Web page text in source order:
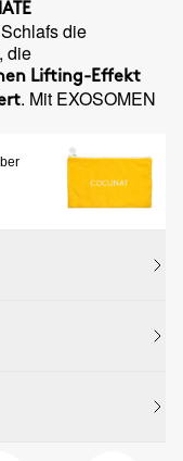
die
die
Lifting-Effekt
. Mit EXOSOMEN